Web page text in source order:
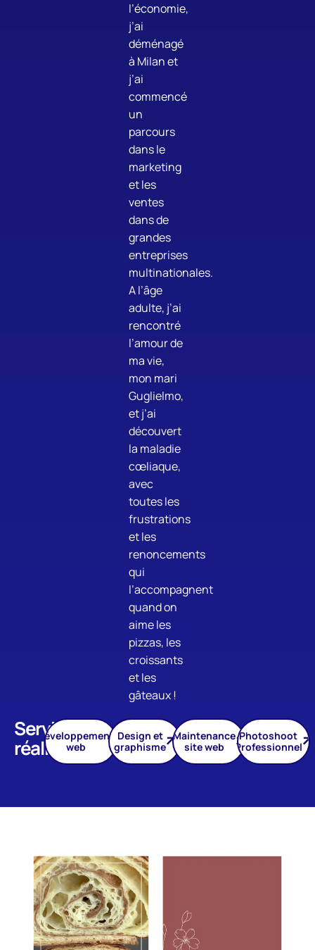
l’économie,
j’ai
déménagé
à Milan et
j’ai
commencé
un
parcours
dans le
marketing
et les
ventes
dans de
grandes
entreprises
multinationales.
A l’âge
adulte, j’ai
rencontré
l’amour de
ma vie,
mon mari
Guglielmo,
et j’ai
découvert
la maladie
cœliaque,
avec
toutes les
frustrations
et les
renoncements
qui
l’accompagnent
quand on
aime les
pizzas, les
croissants
et les
gâteaux !
Services
réalisés
Développement
web
Design et
graphisme
Maintenance
site web
Photoshoot
Professionnel